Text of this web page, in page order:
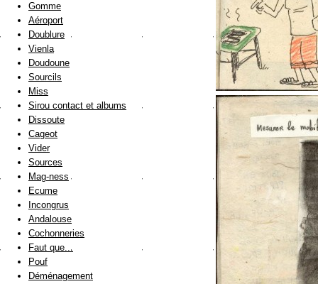
Gomme
Aéroport
Doublure
Vienla
Doudoune
Sourcils
Miss
Sirou contact et albums
Dissoute
Cageot
Vider
Sources
Mag-ness
Ecume
Incongrus
Andalouse
Cochonneries
Faut que...
Pouf
Déménagement